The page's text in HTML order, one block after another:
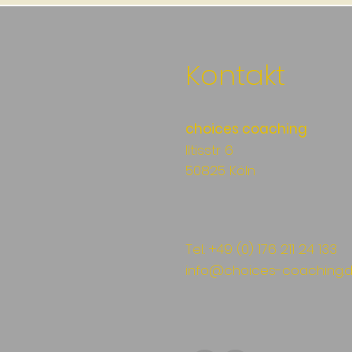
Kontakt
choices coaching
Iltisstr 6
50825 Köln
Tel.: +49 (0) 176 211 24 133
info@choices-